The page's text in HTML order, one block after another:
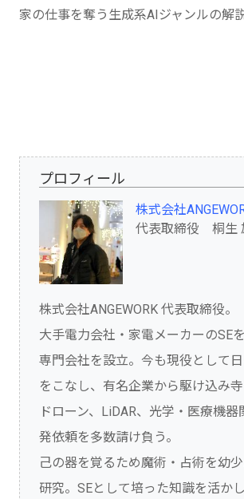
家の仕事を奪う生成系AIジャンルの解説
プロフィール
株式会社
代表取締役 桐生
株式会社ANGEWORK 代表取締役。
大手電力会社・家電メーカーのSE
専門会社を設立。今も現役として
をこなし、有名企業から駆け込み寺
ドローン、LiDAR、光学・医療機器
発依頼を多数請け負う。
己の器を覚るため魔術・占術を幼
研究。SEとして培った知識を活か